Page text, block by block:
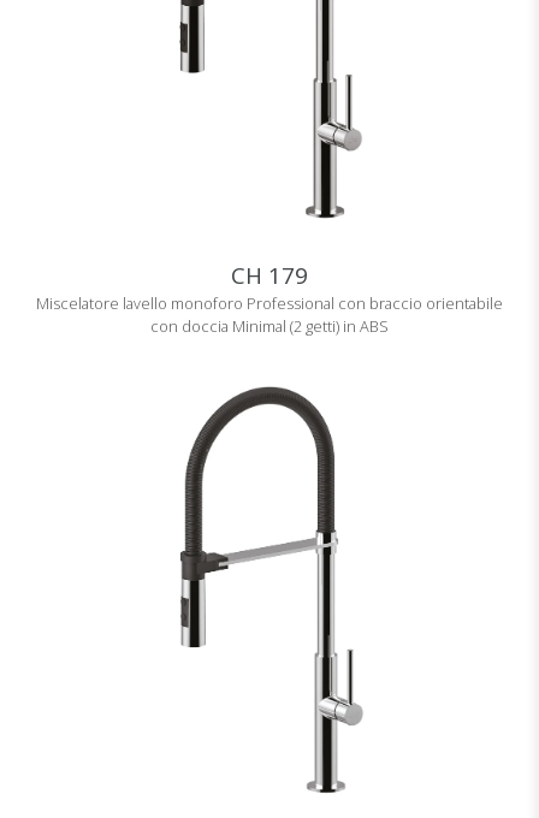
CH 179
Miscelatore lavello monoforo Professional con braccio orientabile
con doccia Minimal (2 getti) in ABS